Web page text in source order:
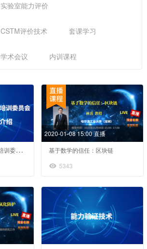
实验室能力评价
CSTM评价技术 套课学习
学术会议 内训课程
全
国分析检测人员能力培训委员会（NTC）介绍
2020-01-08 15:00 直播
基于数学的信任：区块链
5343